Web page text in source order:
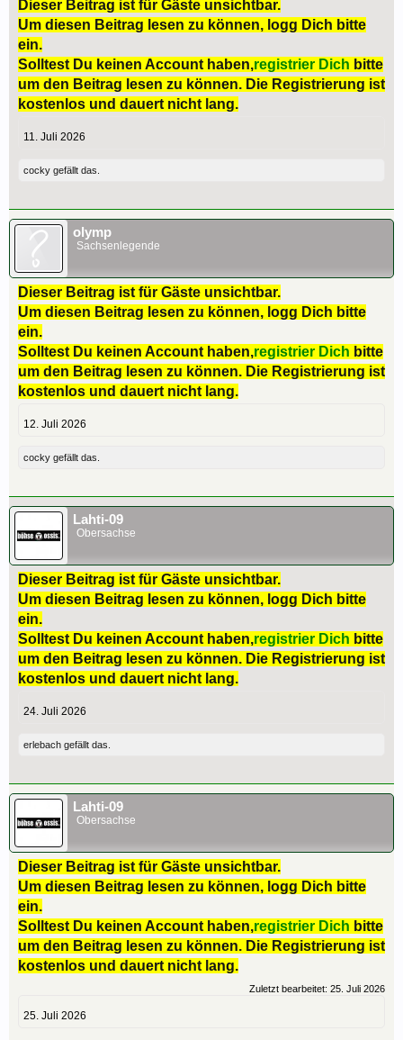
Dieser Beitrag ist für Gäste unsichtbar.
Um diesen Beitrag lesen zu können, logg Dich bitte
ein.
Solltest Du keinen Account haben,registrier Dich bitte
um den Beitrag lesen zu können. Die Registrierung ist
kostenlos und dauert nicht lang.
11. Juli 2026
cocky gefällt das.
olymp
Sachsenlegende
Dieser Beitrag ist für Gäste unsichtbar.
Um diesen Beitrag lesen zu können, logg Dich bitte
ein.
Solltest Du keinen Account haben,registrier Dich bitte
um den Beitrag lesen zu können. Die Registrierung ist
kostenlos und dauert nicht lang.
12. Juli 2026
cocky gefällt das.
Lahti-09
Obersachse
Dieser Beitrag ist für Gäste unsichtbar.
Um diesen Beitrag lesen zu können, logg Dich bitte
ein.
Solltest Du keinen Account haben,registrier Dich bitte
um den Beitrag lesen zu können. Die Registrierung ist
kostenlos und dauert nicht lang.
24. Juli 2026
erlebach gefällt das.
Lahti-09
Obersachse
Dieser Beitrag ist für Gäste unsichtbar.
Um diesen Beitrag lesen zu können, logg Dich bitte
ein.
Solltest Du keinen Account haben,registrier Dich bitte
um den Beitrag lesen zu können. Die Registrierung ist
kostenlos und dauert nicht lang.
Zuletzt bearbeitet: 25. Juli 2026
25. Juli 2026